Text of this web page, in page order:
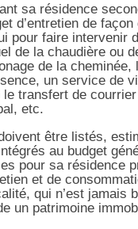
sa résidence
d’entretien de
pour faire intervenir
de la chaudière ou
de la cheminée,
un service de
le transfert de
etc.
être listés,
au budget
pour sa résidence
et de
qui n’est jamais
un patrimoine